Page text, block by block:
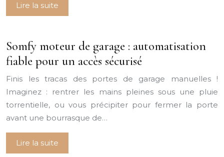
Lire la suite
Somfy moteur de garage : automatisation
fiable pour un accès sécurisé
Finis les tracas des portes de garage manuelles !
Imaginez : rentrer les mains pleines sous une pluie
torrentielle, ou vous précipiter pour fermer la porte
avant une bourrasque de…
Lire la suite